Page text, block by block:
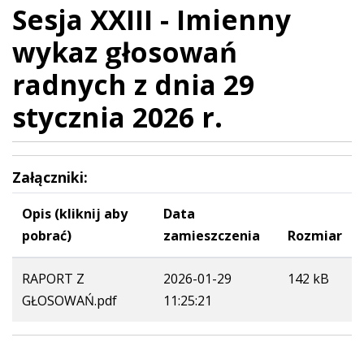
Sesja XXIII - Imienny
wykaz głosowań
radnych z dnia 29
stycznia 2026 r.
Załączniki:
Opis (kliknij aby
pobrać)
Data
zamieszczenia
Rozmiar
RAPORT Z
GŁOSOWAŃ.pdf
2026-01-29
11:25:21
142 kB